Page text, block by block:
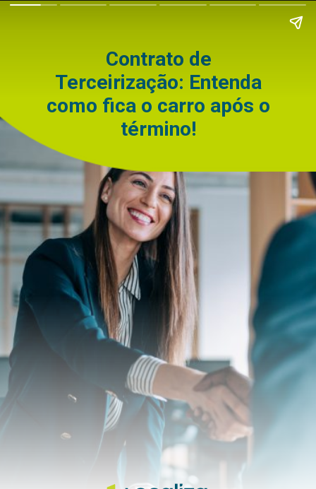
Contrato de
Terceirização: Entenda
como fica o carro após o
término!